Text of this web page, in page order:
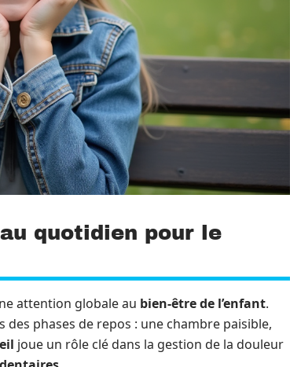
quotidien pour le
attention globale au bien-être de l’enfant.
des phases de repos : une chambre paisible,
joue un rôle clé dans la gestion de la douleur